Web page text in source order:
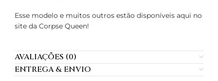
Esse modelo e muitos outros estão disponíveis aqui no
site da Corpse Queen!
AVALIAÇÕES (0)
ENTREGA & ENVIO